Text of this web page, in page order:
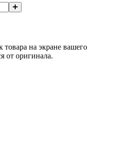
на экране вашего
от оригинала.